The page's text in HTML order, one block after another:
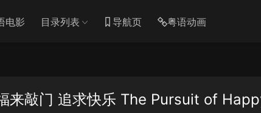
电影 目录列表 导航页 粤语动画
来敲门 追求快乐 The Pursuit of